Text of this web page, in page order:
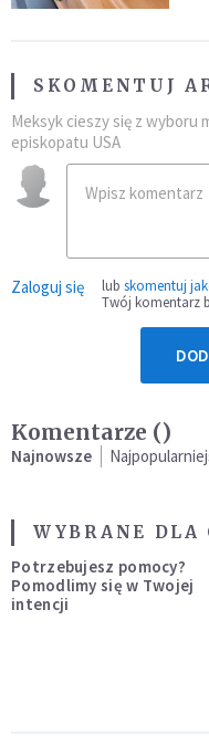
SKOMENTUJ
Meksyk cieszy się z wyboru
episkopatu USA
Zaloguj się lub skomentuj
Twój komentarz
Komentarze ()
Najnowsze
WYBRANE DLA
Potrzebujesz pomocy?
Pomodlimy się w Twojej
intencji